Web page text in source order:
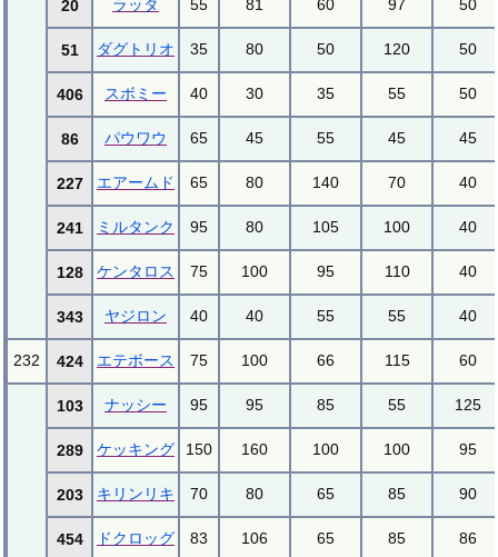
20 ラッタ 55 81 60 97 50
51 ダグトリオ 35 80 50 120 50
406 スボミー 40 30 35 55 50
86 パウワウ 65 45 55 45 45
227 エアームド 65 80 140 70 40
241 ミルタンク 95 80 105 100 40
128 ケンタロス 75 100 95 110 40
343 ヤジロン 40 40 55 55 40
232 424 エテボース 75 100 66 115 60
103 ナッシー 95 95 85 55 125
289 ケッキング 150 160 100 100 95
203 キリンリキ 70 80 65 85 90
454 ドクロッグ 83 106 65 85 86